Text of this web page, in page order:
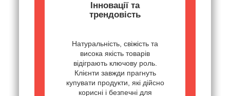
Інновації та
трендовість
Натуральність, свіжість та
висока якість товарів
відіграють ключову роль.
Клієнти завжди прагнуть
купувати продукти, які дійсно
корисні і безпечні для